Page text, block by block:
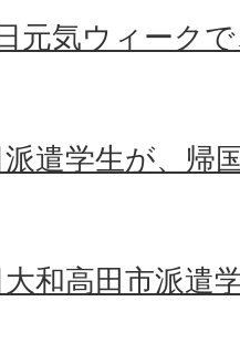
元気ウィーク
遣学生が、帰
和高田市派遣